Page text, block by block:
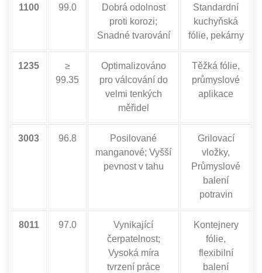
1100 99.0
Dobrá odolnost
proti korozi;
Snadné tvarování
Standardní
kuchyňská
fólie, pekárny
1235
≥
99.35
Optimalizováno
pro válcování do
velmi tenkých
měřidel
Těžká fólie,
průmyslové
aplikace
3003 96.8
Posilované
manganové; Vyšší
pevnost v tahu
Grilovací
vložky,
Průmyslové
balení
potravin
8011 97.0
Vynikající
čerpatelnost;
Vysoká míra
tvrzení práce
Kontejnery
fólie,
flexibilní
balení